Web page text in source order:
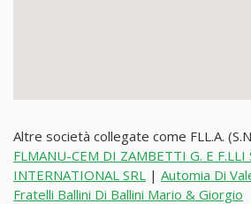
Altre società collegate come FLL.A.
FLMANU-CEM DI ZAMBETTI G. E F.LLI
INTERNATIONAL SRL | Automia Di
Fratelli Ballini Di Ballini Mario & Giorgio